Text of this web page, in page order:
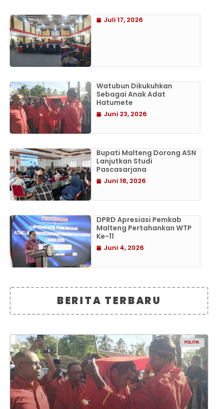
Juli 17, 2026
Watubun Dikukuhkan
Sebagai Anak Adat
Hatumete
Juni 23, 2026
Bupati Malteng Dorong ASN
Lanjutkan Studi
Pascasarjana
Juni 18, 2026
DPRD Apresiasi Pemkab
Malteng Pertahankan WTP
Ke-11
Juni 4, 2026
BERITA TERBARU
POLITIK